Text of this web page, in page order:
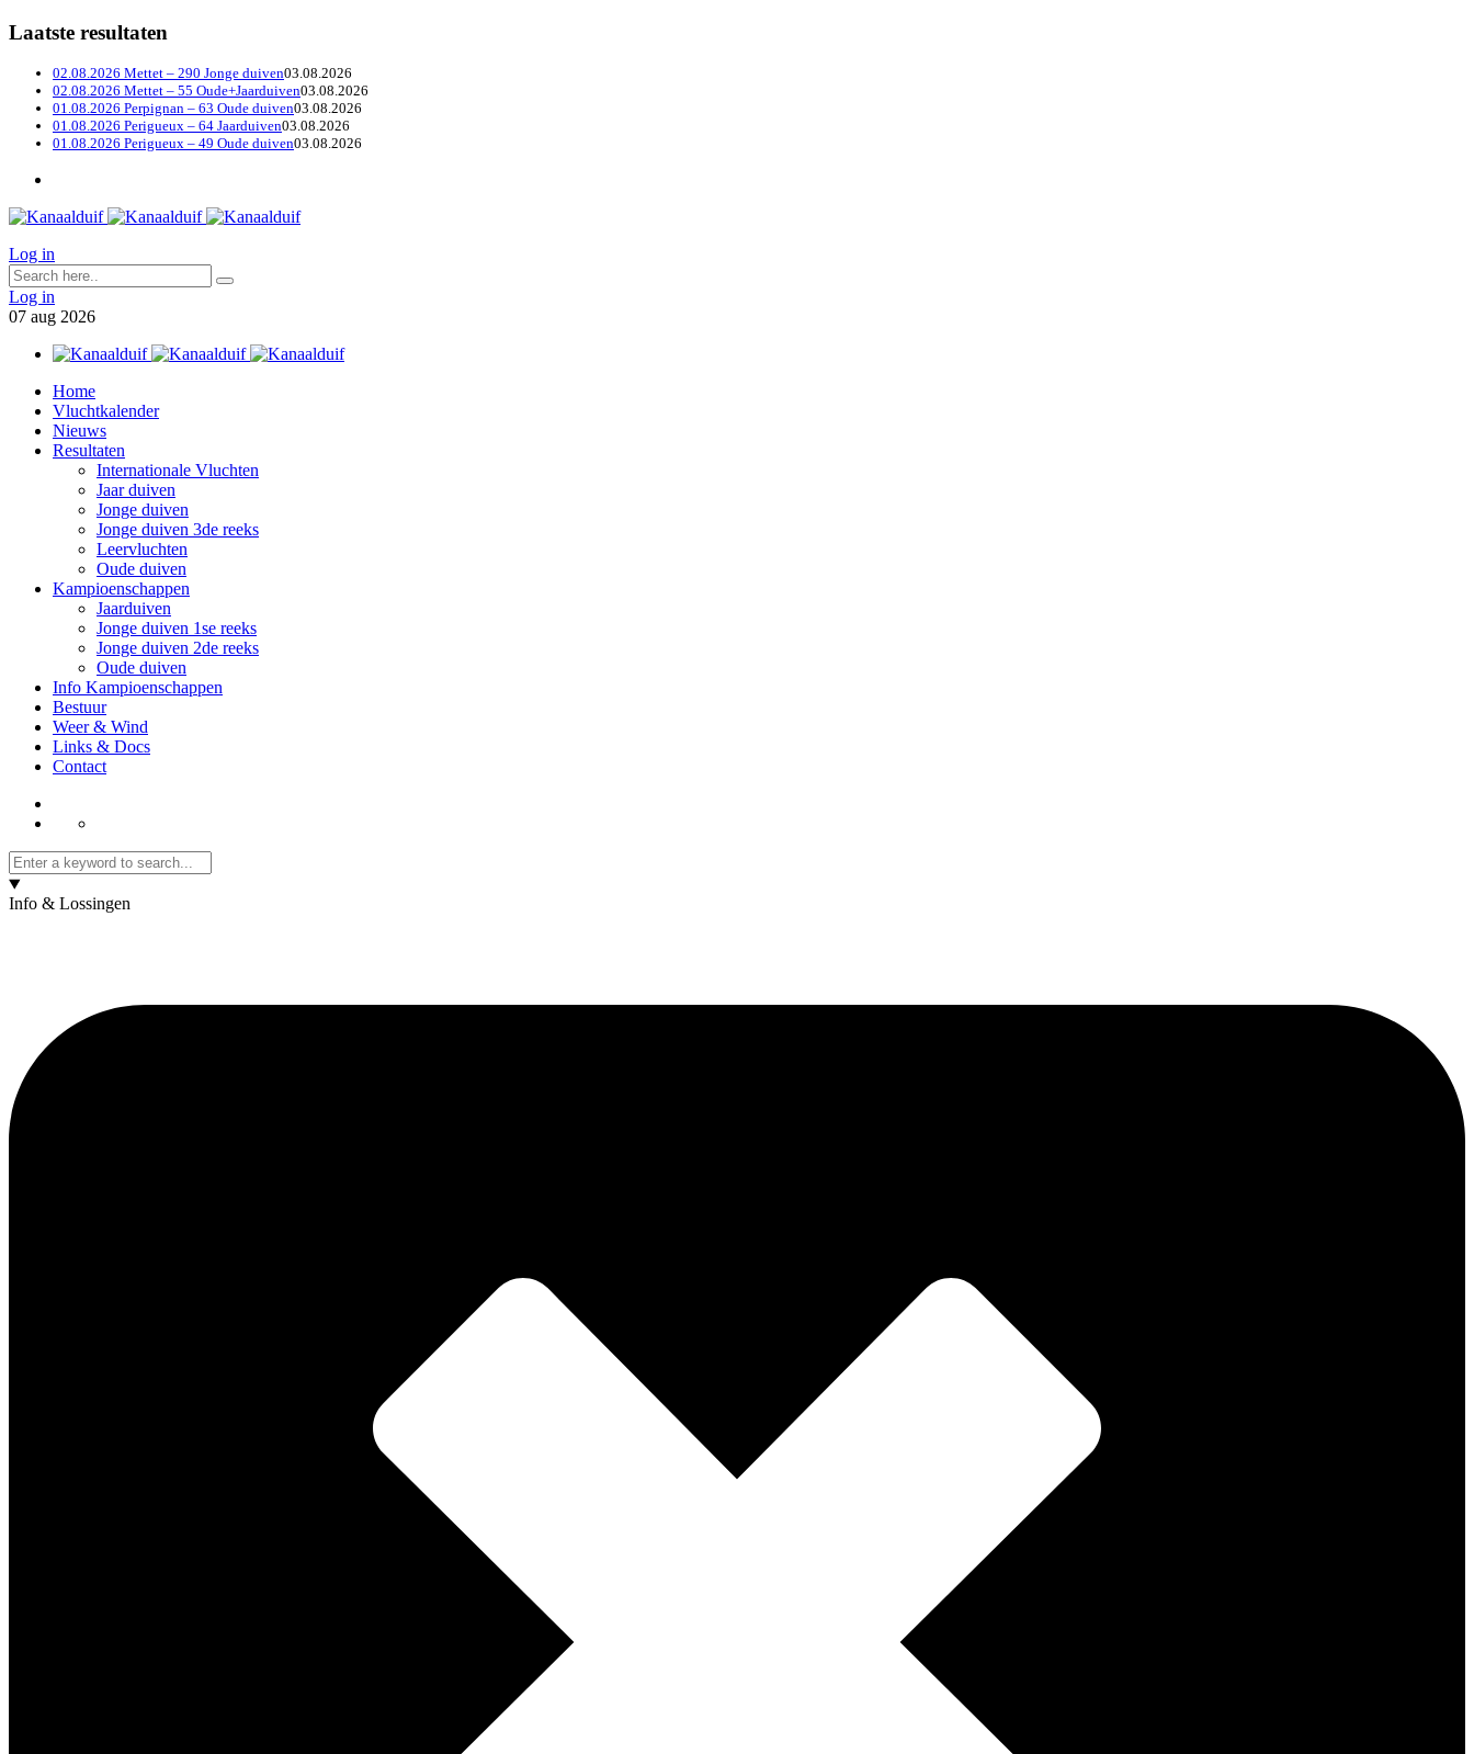
Laatste resultaten
02.08.2026 Mettet – 290 Jonge duiven03.08.2026
02.08.2026 Mettet – 55 Oude+Jaarduiven03.08.2026
01.08.2026 Perpignan – 63 Oude duiven03.08.2026
01.08.2026 Perigueux – 64 Jaarduiven03.08.2026
01.08.2026 Perigueux – 49 Oude duiven03.08.2026
Log in
Log in
07 aug 2026
Home
Vluchtkalender
Nieuws
Resultaten
Internationale Vluchten
Jaar duiven
Jonge duiven
Jonge duiven 3de reeks
Leervluchten
Oude duiven
Kampioenschappen
Jaarduiven
Jonge duiven 1se reeks
Jonge duiven 2de reeks
Oude duiven
Info Kampioenschappen
Bestuur
Weer & Wind
Links & Docs
Contact
Info & Lossingen